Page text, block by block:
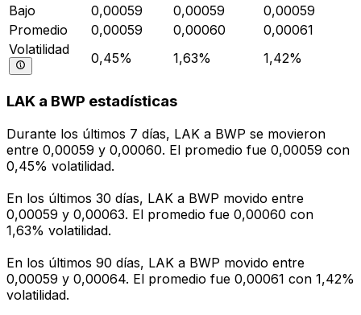
Bajo
0,00059 0,00059
0,00059
Promedio
0,00059 0,00060
0,00061
Volatilidad
0,45% 1,63% 1,42%
LAK a BWP estadísticas
Durante los últimos 7 días, LAK a BWP se movieron
entre 0,00059 y 0,00060. El promedio fue 0,00059 con
0,45% volatilidad.
En los últimos 30 días, LAK a BWP movido entre
0,00059 y 0,00063. El promedio fue 0,00060 con
1,63% volatilidad.
En los últimos 90 días, LAK a BWP movido entre
0,00059 y 0,00064. El promedio fue 0,00061 con 1,42%
volatilidad.